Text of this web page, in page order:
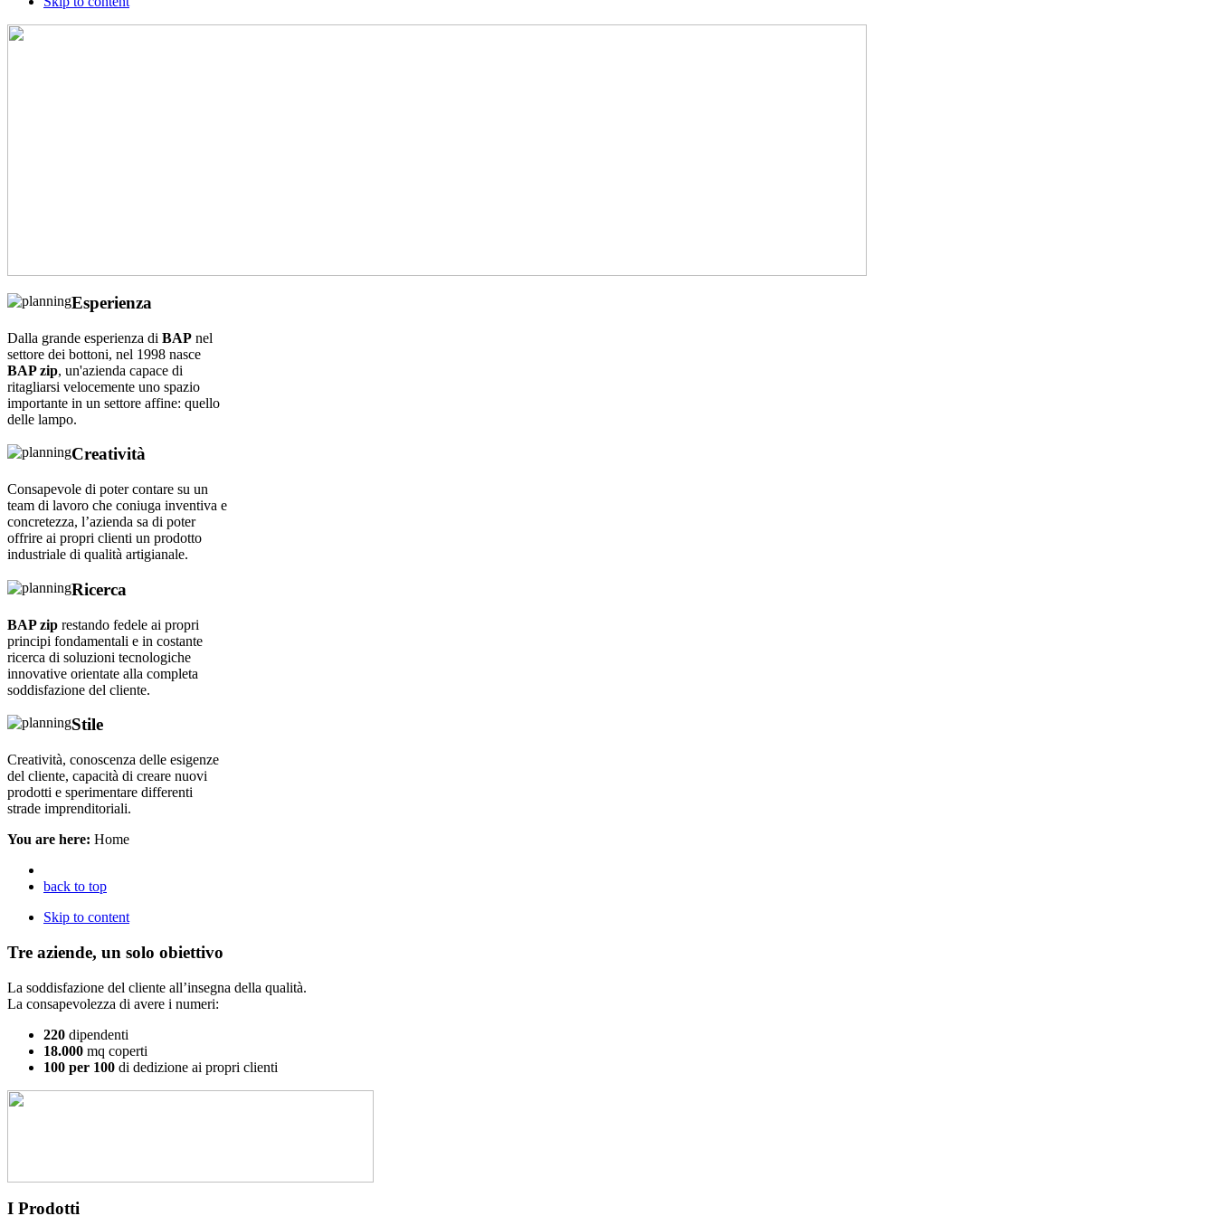
Esperienza
Dalla grande esperienza di BAP nel
settore dei bottoni, nel 1998 nasce
BAP zip, un'azienda capace di
ritagliarsi velocemente uno spazio
importante in un settore affine: quello
delle lampo.
Creatività
Consapevole di poter contare su un
team di lavoro che coniuga inventiva e
concretezza, l’azienda sa di poter
offrire ai propri clienti un prodotto
industriale di qualità artigianale.
Ricerca
BAP zip restando fedele ai propri
principi fondamentali e in costante
ricerca di soluzioni tecnologiche
innovative orientate alla completa
soddisfazione del cliente.
Stile
Creatività, conoscenza delle esigenze
del cliente, capacità di creare nuovi
prodotti e sperimentare differenti
strade imprenditoriali.
You are here: Home
back to top
Skip to content
Tre aziende, un solo obiettivo
La soddisfazione del cliente all’insegna della qualità.
La consapevolezza di avere i numeri:
220 dipendenti
18.000 mq coperti
100 per 100 di dedizione ai propri clienti
I Prodotti